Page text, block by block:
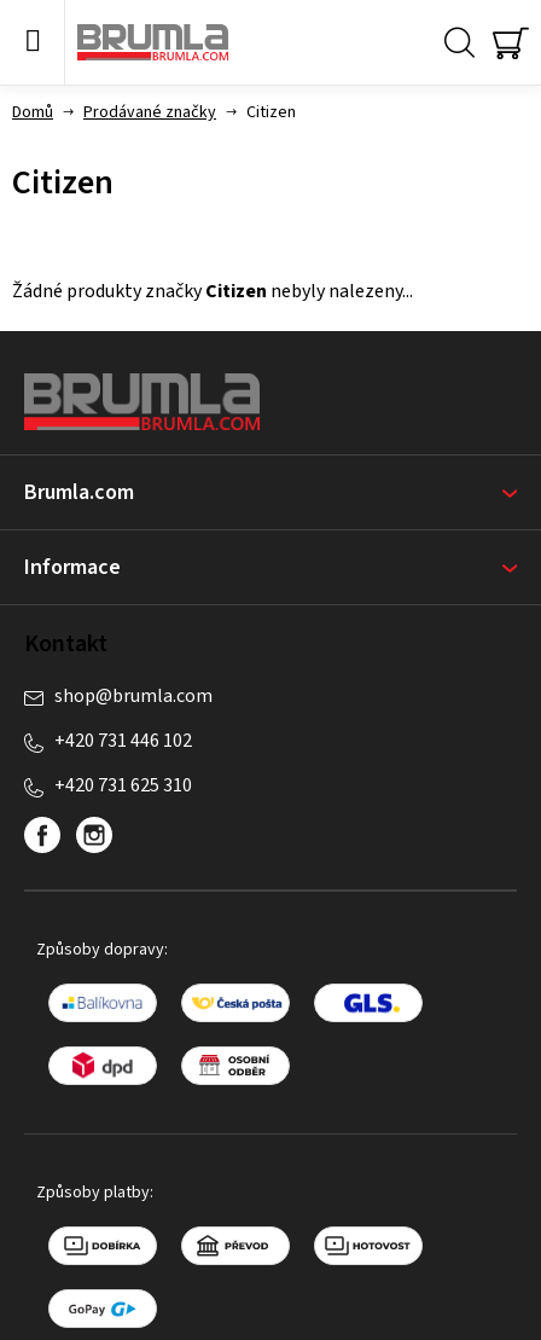
Domů Prodávané značky Citizen
Citizen
Žádné produkty značkyCitizen nebyly nalezeny...
a
í
Brumla.com
Informace
Kontakt
shop@brumla.com
+420 731 446 102
+420 731 625 310
Způsoby dopravy:
Způsoby platby: